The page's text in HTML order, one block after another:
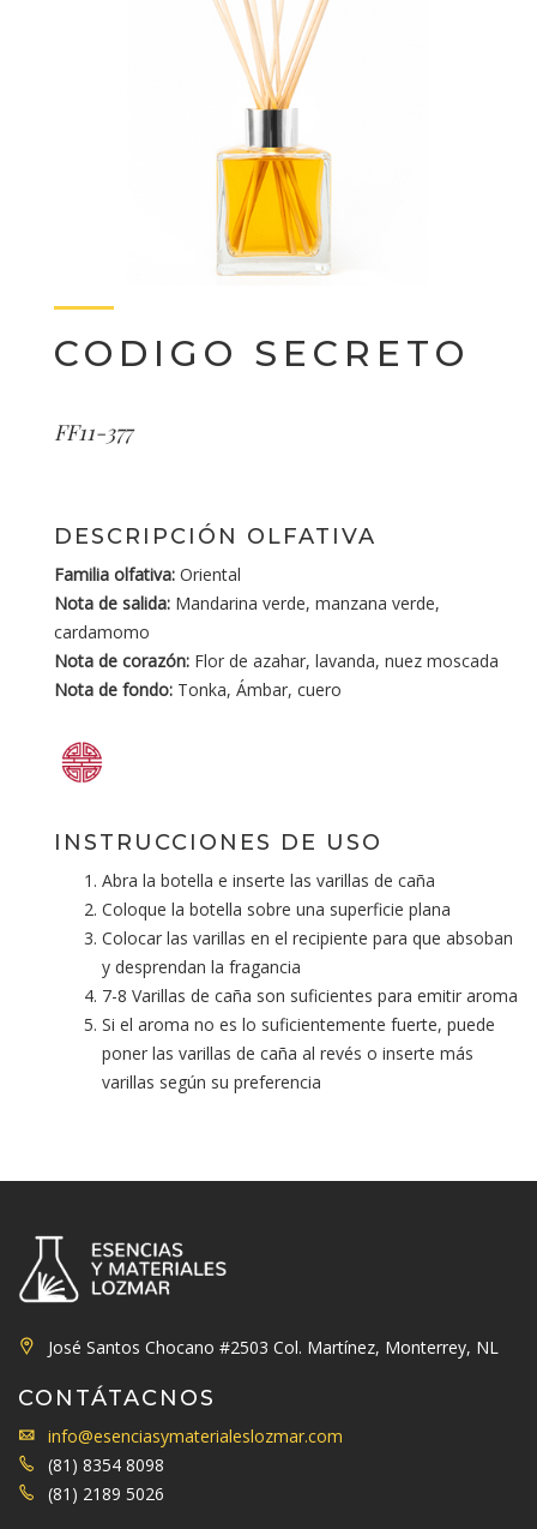
CODIGO SECRETO
FF11-377
DESCRIPCIÓN OLFATIVA
Familia olfativa: Oriental
Nota de salida: Mandarina verde, manzana verde,
cardamomo
Nota de corazón: Flor de azahar, lavanda, nuez moscada
Nota de fondo: Tonka, Ámbar, cuero
INSTRUCCIONES DE USO
Abra la botella e inserte las varillas de caña
Coloque la botella sobre una superficie plana
Colocar las varillas en el recipiente para que absoban
y desprendan la fragancia
7-8 Varillas de caña son suficientes para emitir aroma
Si el aroma no es lo suficientemente fuerte, puede
poner las varillas de caña al revés o inserte más
varillas según su preferencia
José Santos Chocano #2503 Col. Martínez, Monterrey, NL
CONTÁTACNOS
info@esenciasymaterialeslozmar.com
(81) 8354 8098
(81) 2189 5026